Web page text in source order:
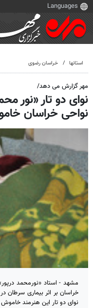
استانها خراسان رضوی
مهر گزارش می دهد/
نوای دو تار «نور
نواحی خراسان
مشهد - استاد «نورمحمد
خراسان بر اثر بیماری سرطان
نوای دو تار این هنرمند